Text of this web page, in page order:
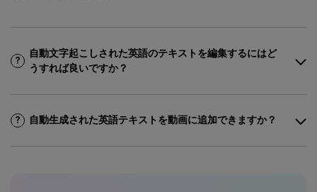
?
自動文字起こしされた英語のテキストを編集するにはど
うすれば良いですか？
? 自動生成された英語テキストを動画に追加できますか？